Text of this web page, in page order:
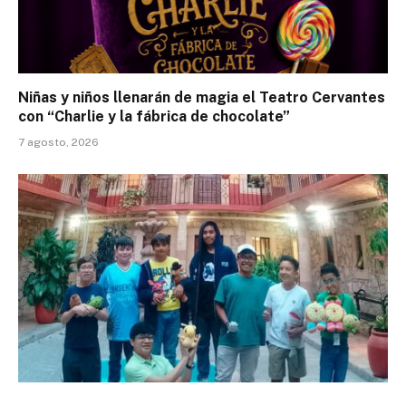
Niñas y niños llenarán de magia el Teatro Cervantes
con “Charlie y la fábrica de chocolate”
7 agosto, 2026